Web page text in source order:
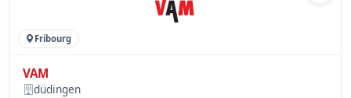
Fribourg
VAM
düdingen